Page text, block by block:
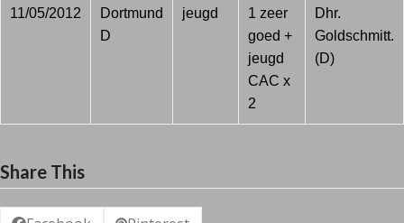
11/05/2012
Dortmund
D
jeugd
1 zeer
goed +
jeugd
CAC x
2
Dhr.
Goldschmitt.
(D)
Share This